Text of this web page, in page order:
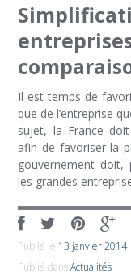
Il est temps de
que de l’entreprise
sujet, la France
afin de favoriser la
gouvernement doit,
les grandes
Publié le 13 janvier 2014
Publié dansActualités